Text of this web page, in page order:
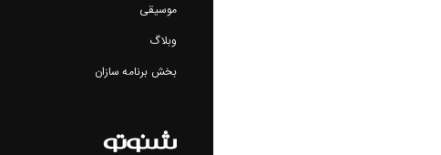
موسیقی
وبلاگ
بخش برنامه سازان